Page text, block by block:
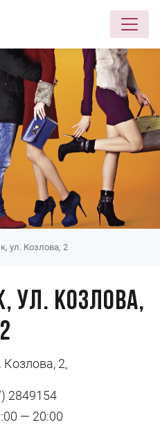
ул. Козлова, 2
ул. Козлова,
2
2,
2849154
— 20:00